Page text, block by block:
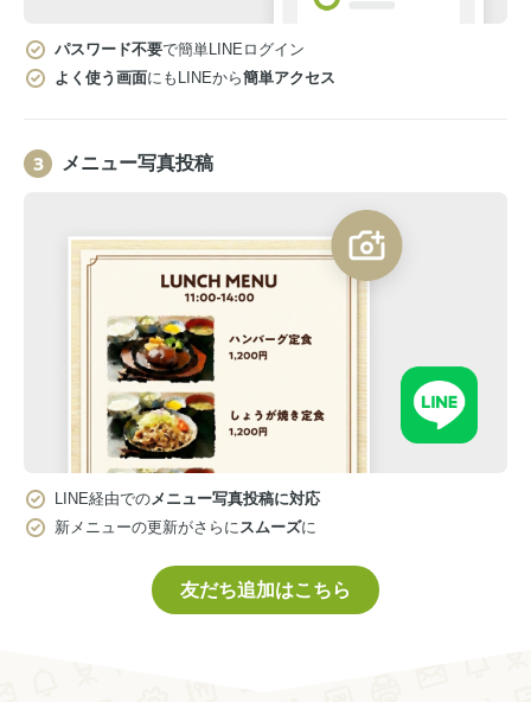
パスワード不要で簡単LINEログイン
よく使う画面にもLINEから簡単アクセス
メニュー写真投稿
LINE経由でのメニュー写真投稿に対応
新メニューの更新がさらにスムーズに
友だち追加はこちら